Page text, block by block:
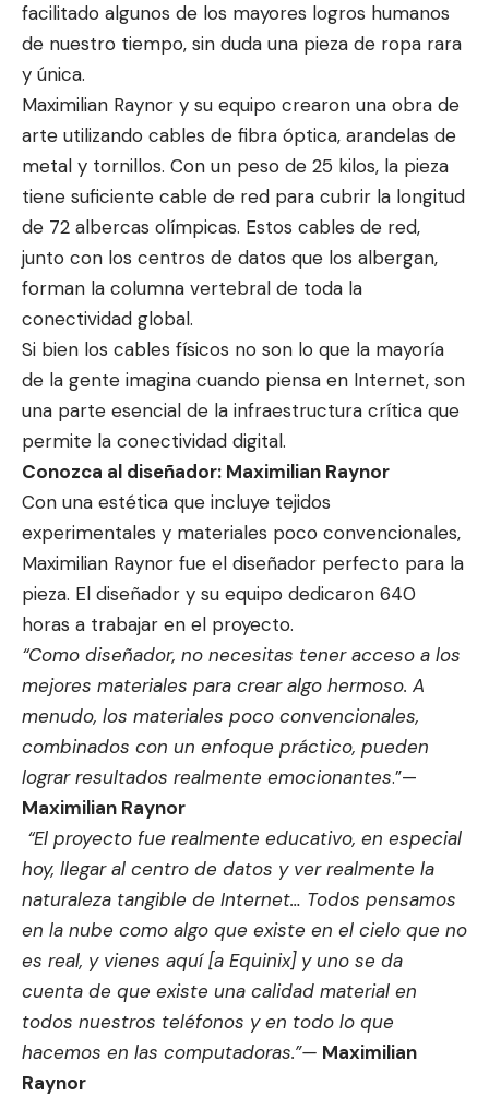
facilitado algunos de los mayores logros humanos
de nuestro tiempo, sin duda una pieza de ropa rara
y única.
Maximilian Raynor y su equipo crearon una obra de
arte utilizando cables de fibra óptica, arandelas de
metal y tornillos. Con un peso de 25 kilos, la pieza
tiene suficiente cable de red para cubrir la longitud
de 72 albercas olímpicas. Estos cables de red,
junto con los centros de datos que los albergan,
forman la columna vertebral de toda la
conectividad global.
Si bien los cables físicos no son lo que la mayoría
de la gente imagina cuando piensa en Internet, son
una parte esencial de la infraestructura crítica que
permite la conectividad digital.
Conozca al diseñador: Maximilian Raynor
Con una estética que incluye tejidos
experimentales y materiales poco convencionales,
Maximilian Raynor fue el diseñador perfecto para la
pieza. El diseñador y su equipo dedicaron 640
horas a trabajar en el proyecto.
“Como diseñador, no necesitas tener acceso a los
mejores materiales para crear algo hermoso. A
menudo, los materiales poco convencionales,
combinados con un enfoque práctico, pueden
lograr resultados realmente emocionantes.”—
Maximilian Raynor
“El proyecto fue realmente educativo, en especial
hoy, llegar al centro de datos y ver realmente la
naturaleza tangible de Internet… Todos pensamos
en la nube como algo que existe en el cielo que no
es real, y vienes aquí [a Equinix] y uno se da
cuenta de que existe una calidad material en
todos nuestros teléfonos y en todo lo que
hacemos en las computadoras.”— Maximilian
Raynor